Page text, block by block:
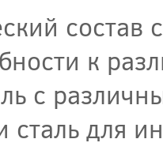
состав
к
с
сталь для